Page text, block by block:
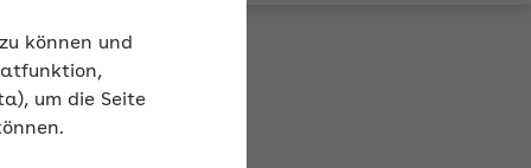
können und
um die Seite